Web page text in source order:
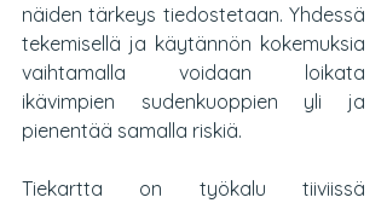
näiden tärkeys tiedostetaan. Yhdessä
tekemisellä ja käytännön kokemuksia
vaihtamalla voidaan loikata
ikävimpien sudenkuoppien yli ja
pienentää samalla riskiä.
Tiekartta on työkalu tiiviissä